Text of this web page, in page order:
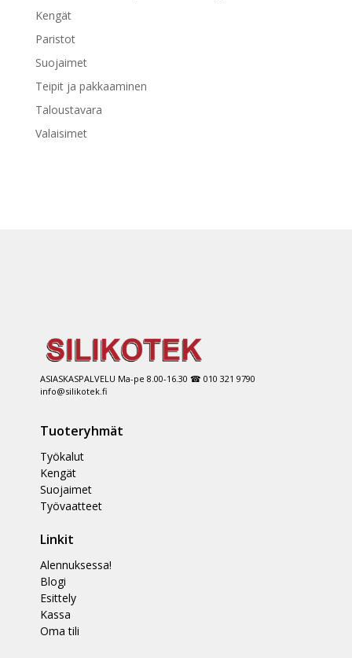
Kengät
Paristot
Suojaimet
Teipit ja pakkaaminen
Taloustavara
Valaisimet
ASIASKASPALVELU Ma-pe 8.00-16.30 ☎ 010 321 9790
info@silikotek.fi
Tuoteryhmät
Työkalut
Kengät
Suojaimet
Työvaatteet
Linkit
Alennuksessa!
Blogi
Esittely
Kassa
Oma tili